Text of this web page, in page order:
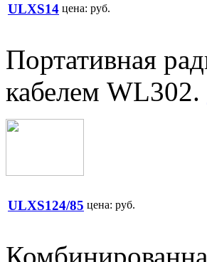
ULXS14 цена: руб.
Портативная
кабелем WL302.
ULXS124/85 цена: руб.